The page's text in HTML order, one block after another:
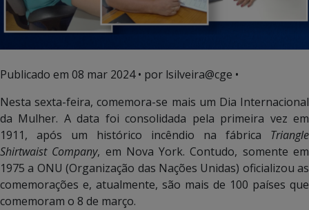
Publicado em 08 mar 2024• por lsilveira@cge •
Nesta sexta-feira, comemora-se mais um Dia Internacional
da Mulher. A data foi consolidada pela primeira vez em
1911, após um histórico incêndio na fábrica Triangle
Shirtwaist Company, em Nova York. Contudo, somente em
1975 a ONU (Organização das Nações Unidas) oficializou as
comemorações e, atualmente, são mais de 100 países que
comemoram o 8 de março.